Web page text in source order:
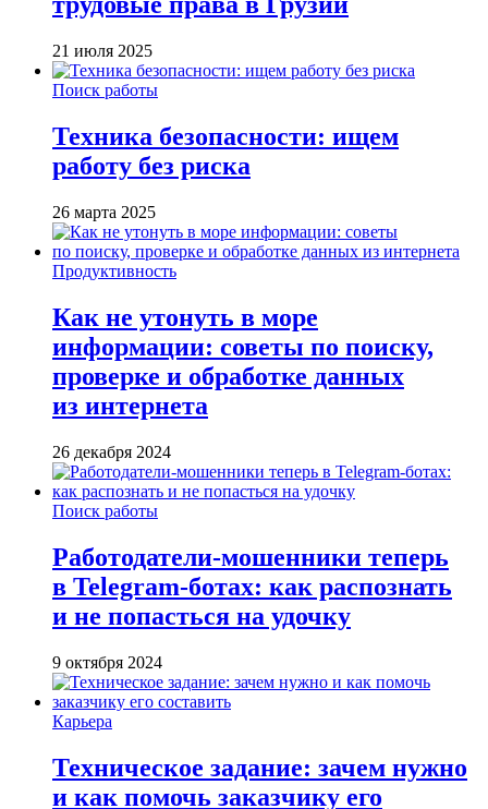
21 июля 2025
Поиск работы
Техника безопасности: ищем
работу без риска
26 марта 2025
Продуктивность
Как не утонуть в море
информации: советы по поиску,
проверке и обработке данных
из интернета
26 декабря 2024
Поиск работы
Работодатели-мошенники теперь
в Telegram-ботах: как распознать
и не попасться на удочку
9 октября 2024
Карьера
Техническое задание: зачем нужно
и как помочь заказчику его